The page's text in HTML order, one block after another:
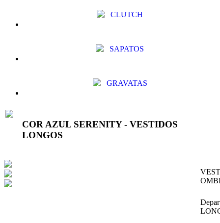
CLUTCH
SAPATOS
GRAVATAS
COR AZUL SERENITY - VESTIDOS
LONGOS